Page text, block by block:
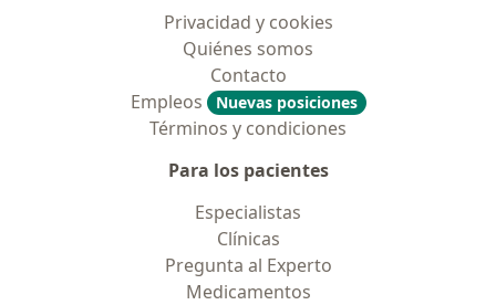
Privacidad y cookies
Quiénes somos
Contacto
Empleos
Nuevas posiciones
Términos y condiciones
Para los pacientes
Especialistas
Clínicas
Pregunta al Experto
Medicamentos